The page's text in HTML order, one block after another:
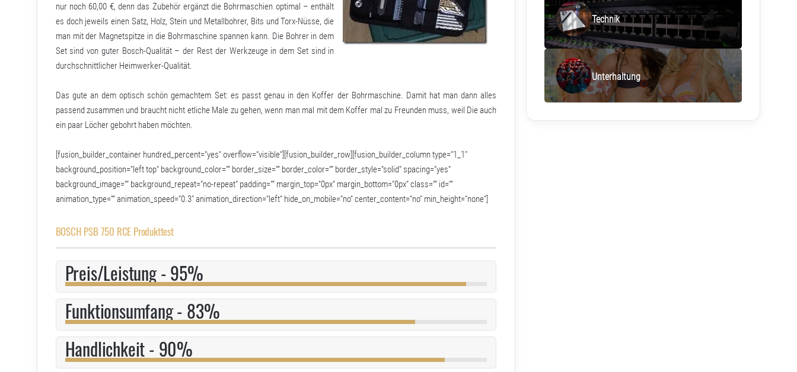
nur noch 60,00 €, denn das Zubehör ergänzt die Bohrmaschien optimal – enthält
es doch jeweils einen Satz, Holz, Stein und Metallbohrer, Bits und Torx-Nüsse, die
man mit der Magnetspitze in die Bohrmaschine spannen kann. Die Bohrer in dem
Set sind von guter Bosch-Qualität – der Rest der Werkzeuge in dem Set sind in
durchschnittlicher Heimwerker-Qualität.
Das gute an dem optisch schön gemachtem Set: es passt genau in den Koffer der Bohrmaschine. Damit hat man dann alles
passend zusammen und braucht nicht etliche Male zu gehen, wenn man mal mit dem Koffer mal zu Freunden muss, weil Die auch
ein paar Löcher gebohrt haben möchten.
[fusion_builder_container hundred_percent=“yes“ overflow=“visible“][fusion_builder_row][fusion_builder_column type=“1_1″
background_position=“left top“ background_color=““ border_size=““ border_color=““ border_style=“solid“ spacing=“yes“
background_image=““ background_repeat=“no-repeat“ padding=““ margin_top=“0px“ margin_bottom=“0px“ class=““ id=““
animation_type=““ animation_speed=“0.3″ animation_direction=“left“ hide_on_mobile=“no“ center_content=“no“ min_height=“none“]
BOSCH PSB 750 RCE Produkttest
Preis/Leistung - 95%
Funktionsumfang - 83%
Handlichkeit - 90%
Technik
Unterhaltung